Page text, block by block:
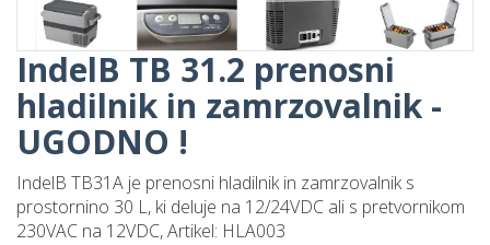
CTEK polnilec
akumulatorja MXS 10 EU-G
IndelB TB 31.2 prenosni
hladilnik in zamrzovalnik -
UGODNO !
IndelB TB31A je prenosni hladilnik in zamrzovalnik s
prostornino 30 L, ki deluje na 12/24VDC ali s pretvornikom
230VAC na 12VDC, Artikel: HLA003